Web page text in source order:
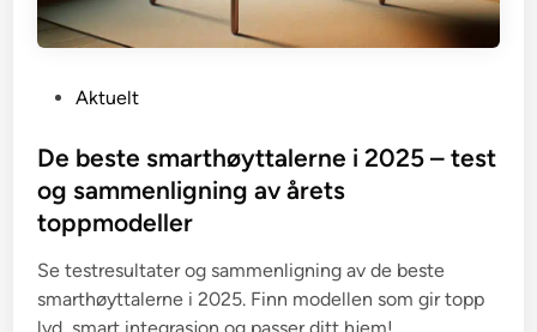
s
t
e
i
n
Aktuelt
De beste smarthøyttalerne i 2025 – test
og sammenligning av årets
toppmodeller
Se testresultater og sammenligning av de beste
smarthøyttalerne i 2025. Finn modellen som gir topp